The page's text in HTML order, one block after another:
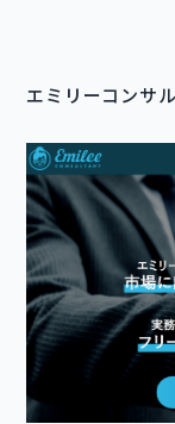
エミリーコンサ